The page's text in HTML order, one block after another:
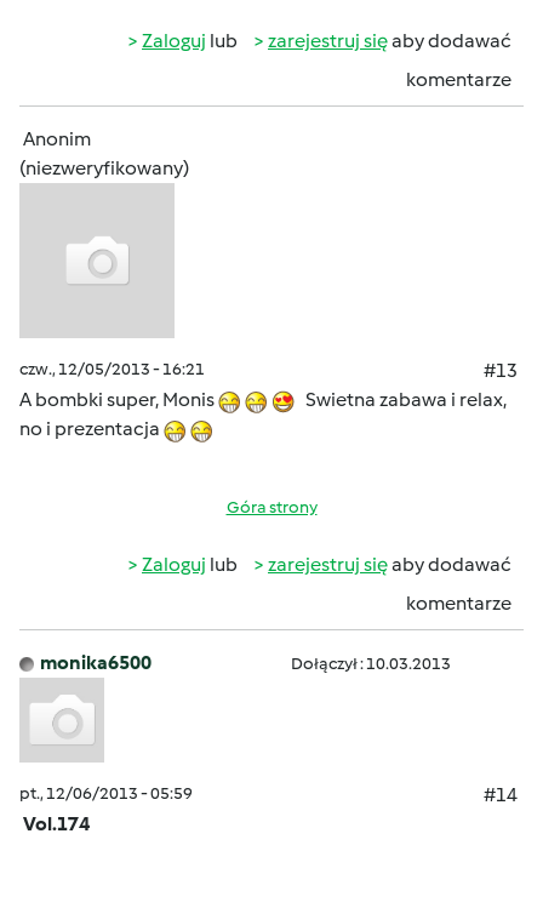
Zaloguj lub zarejestruj sięaby dodawać
komentarze
Anonim
(niezweryfikowany)
czw., 12/05/2013 - 16:21
#13
A bombki super, Monis
Swietna zabawa i relax,
no i prezentacja
Góra strony
Zaloguj lub zarejestruj sięaby dodawać
komentarze
monika6500 Dołączył : 10.03.2013
pt., 12/06/2013 - 05:59
#14
Vol.174